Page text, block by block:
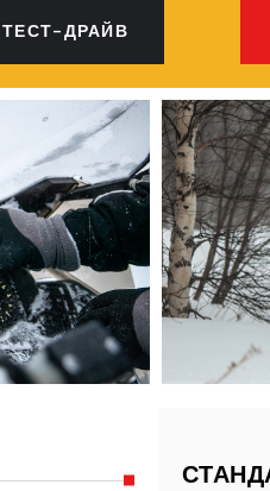
ТЕСТ-ДРАЙВ